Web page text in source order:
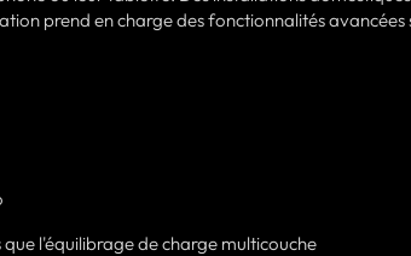
prend en charge des fonctionnalités avancées
l'équilibrage de charge multicouche